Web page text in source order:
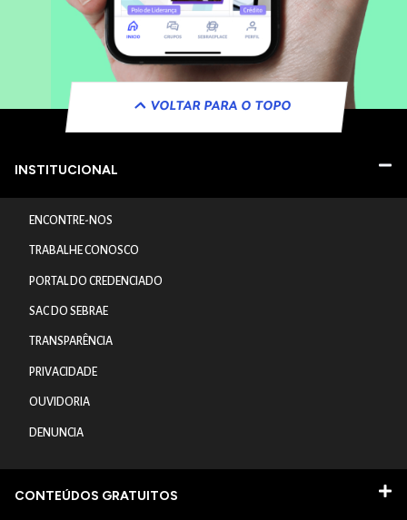
VOLTAR PARA O TOPO
INSTITUCIONAL
ENCONTRE-NOS
TRABALHE CONOSCO
PORTAL DO CREDENCIADO
SAC DO SEBRAE
TRANSPARÊNCIA
PRIVACIDADE
OUVIDORIA
DENUNCIA
CONTEÚDOS GRATUITOS